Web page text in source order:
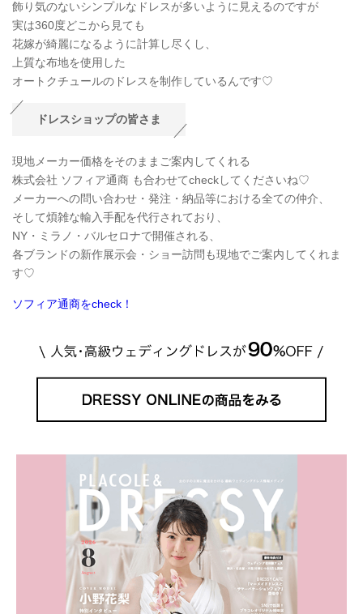
飾り気のないシンプルなドレスが多いように見えるのですが
実は360度どこから見ても
花嫁が綺麗になるように計算し尽くし、
上質な布地を使用した
オートクチュールのドレスを制作しているんです♡
ドレスショップの皆さま
現地メーカー価格をそのままご案内してくれる
株式会社 ソフィア通商 も合わせてcheckしてくださいね♡
メーカーへの問い合わせ・発注・納品等における全ての仲介、
そして煩雑な輸入手配を代行されており、
NY・ミラノ・バルセロナで開催される、
各ブランドの新作展示会・ショー訪問も現地でご案内してくれま
す♡
ソフィア通商をcheck！